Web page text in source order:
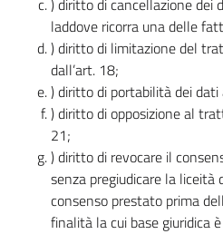
) diritto di cancellazione dei
laddove ricorra una delle
) diritto di limitazione del
dall’art. 18;
) diritto di portabilità dei dati
) diritto di opposizione al
21;
) diritto di revocare il
senza pregiudicare la
consenso prestato prima
finalità la cui base giuridica